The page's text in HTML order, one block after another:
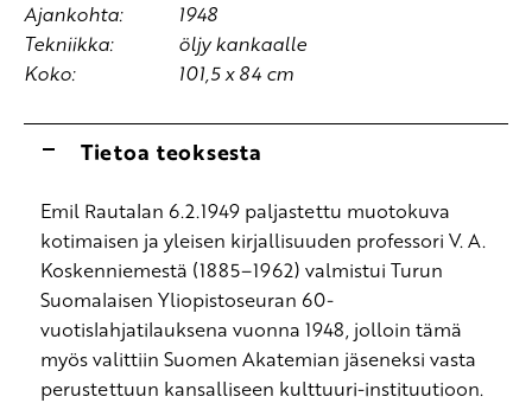
Ajankohta:
1948
Tekniikka:
öljy kankaalle
Koko:
101,5 x 84 cm
Tietoa teoksesta
Emil Rautalan 6.2.1949 paljastettu muotokuva
kotimaisen ja yleisen kirjallisuuden professori V. A.
Koskenniemestä (1885–1962) valmistui Turun
Suomalaisen Yliopistoseuran 60-
vuotislahjatilauksena vuonna 1948, jolloin tämä
myös valittiin Suomen Akatemian jäseneksi vasta
perustettuun kansalliseen kulttuuri-instituutioon.